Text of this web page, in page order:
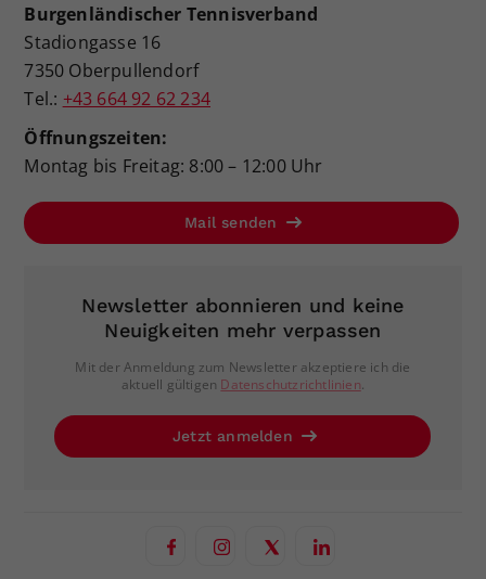
Burgenländischer Tennisverband
Stadiongasse 16
7350 Oberpullendorf
Tel.: +43 664 92 62 234
Öffnungszeiten:
Montag bis Freitag: 8:00 – 12:00 Uhr
Mail senden
Newsletter abonnieren und keine
Neuigkeiten mehr verpassen
Mit der Anmeldung zum Newsletter akzeptiere ich die
aktuell gültigen Datenschutzrichtlinien.
Jetzt anmelden